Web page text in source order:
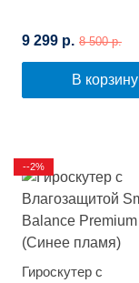
9 299 р. 8 500 р.
В корзину
Гироскутер с
--2%